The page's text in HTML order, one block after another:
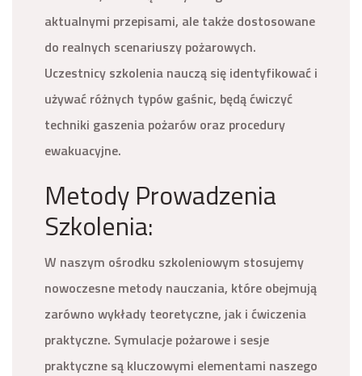
aktualnymi przepisami, ale także dostosowane
do realnych scenariuszy pożarowych.
Uczestnicy szkolenia nauczą się identyfikować i
używać różnych typów gaśnic, będą ćwiczyć
techniki gaszenia pożarów oraz procedury
ewakuacyjne.
Metody Prowadzenia
Szkolenia:
W naszym ośrodku szkoleniowym stosujemy
nowoczesne metody nauczania, które obejmują
zarówno wykłady teoretyczne, jak i ćwiczenia
praktyczne. Symulacje pożarowe i sesje
praktyczne są kluczowymi elementami naszego